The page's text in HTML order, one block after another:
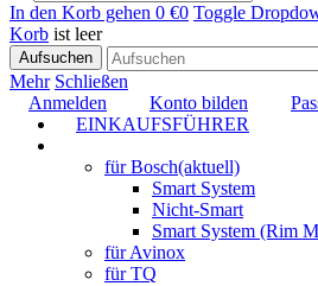
In den Korb gehen 0 €0 Toggle
Korb ist leer
Aufsuchen
Mehr Schließen
Anmelden
Konto bilden
EINKAUFSFÜHRER
für Bosch(aktuell)
Smart System
Nicht-Smart
Smart System (Rim
für Avinox
für TQ